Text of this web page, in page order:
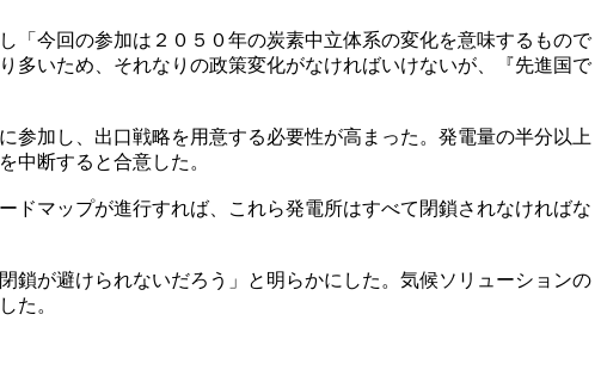
「今回の参加は２０５０年の炭素中立体系の変化を意味するもので
多いため、それなりの政策変化がなければいけないが、『先進国で
加し、出口戦略を用意する必要性が高まった。発電量の半分以上
中断すると合意した。
ドマップが進行すれば、これら発電所はすべて閉鎖されなければな
鎖が避けられないだろう」と明らかにした。気候ソリューションの
た。